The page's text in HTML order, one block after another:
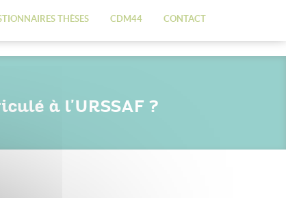
THÈSES CDM44 CONTACT
à l'URSSAF ?